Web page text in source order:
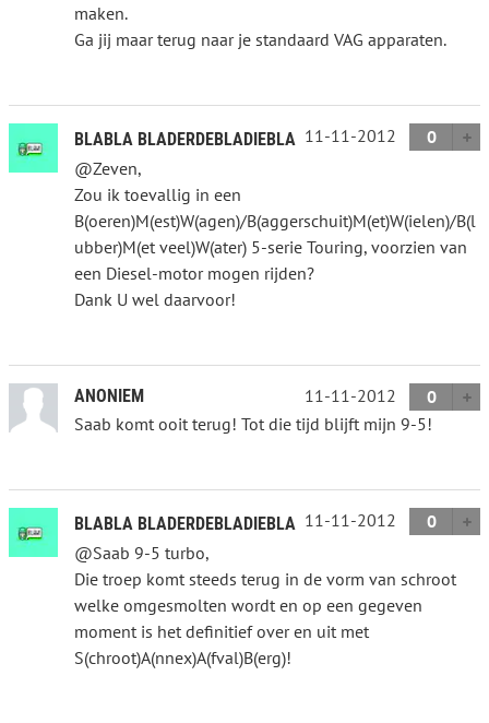
maken.
Ga jij maar terug naar je standaard VAG apparaten.
BLABLA BLADERDEBLADIEBLA 11-11-2012
0
@Zeven,
Zou ik toevallig in een
B(oeren)M(est)W(agen)/B(aggerschuit)M(et)W(ielen)/B(l
ubber)M(et veel)W(ater) 5-serie Touring, voorzien van
een Diesel-motor mogen rijden?
Dank U wel daarvoor!
ANONIEM 11-11-2012
0
Saab komt ooit terug! Tot die tijd blijft mijn 9-5!
BLABLA BLADERDEBLADIEBLA 11-11-2012
0
@Saab 9-5 turbo,
Die troep komt steeds terug in de vorm van schroot
welke omgesmolten wordt en op een gegeven
moment is het definitief over en uit met
S(chroot)A(nnex)A(fval)B(erg)!